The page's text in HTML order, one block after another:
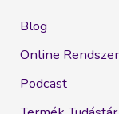
Blog
Online Rendszer
Podcast